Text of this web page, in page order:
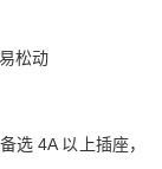
松动
选 4A 以上插座，